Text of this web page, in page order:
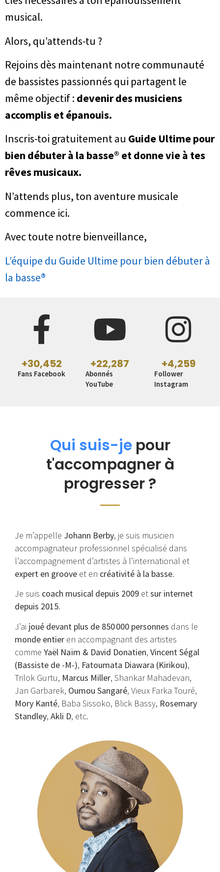
musical.
Alors, qu’attends-tu ?
Rejoins dès maintenant notre communauté
de bassistes passionnés qui partagent le
même objectif : devenir des musiciens
accomplis et épanouis.
Inscris-toi gratuitement au Guide Ultime pour
bien débuter à la basse®​ et donne vie à tes
rêves musicaux.
N’attends plus, ton aventure musicale
commence ici.
Avec toute notre bienveillance,
L’équipe du Guide Ultime pour bien débuter à
la basse®​
Fans Facebook
+30,452
Abonnés
YouTube
+22,287
Follower
Instagram
+4,259
Qui suis-jepour
t'accompagner à
progresser ?
Je m’appelle Johann Berby, je suis musicien
accompagnateur professionnel spécialisé dans
l’accompagnement d’artistes à l’international et
expert en groove et en créativité à la basse.
Je suis coach musical depuis 2009 etsur internet
depuis 2015.
J’ai joué devant plus de 850 000 personnes dans le
monde entier en accompagnant des artistes
comme Yaël Naïm & David Donatien, Vincent Ségal
(Bassiste de -M-), Fatoumata Diawara (Kirikou),
Trilok Gurtu, Marcus Miller, Shankar Mahadevan,
Jan Garbarek, Oumou Sangaré, Vieux Farka Touré,
Mory Kanté, Baba Sissoko, Blick Bassy, Rosemary
Standley, Akli D, etc.